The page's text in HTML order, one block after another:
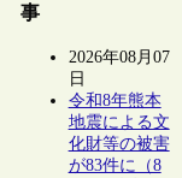
事
2026年08月07
日
令和8年熊本
地震による文
化財等の被害
が83件に（8